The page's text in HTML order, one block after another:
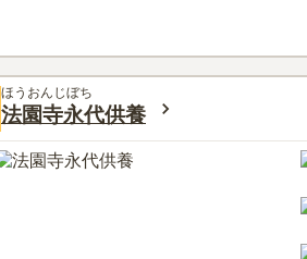
ほうおんじぼち
法園寺永代供養